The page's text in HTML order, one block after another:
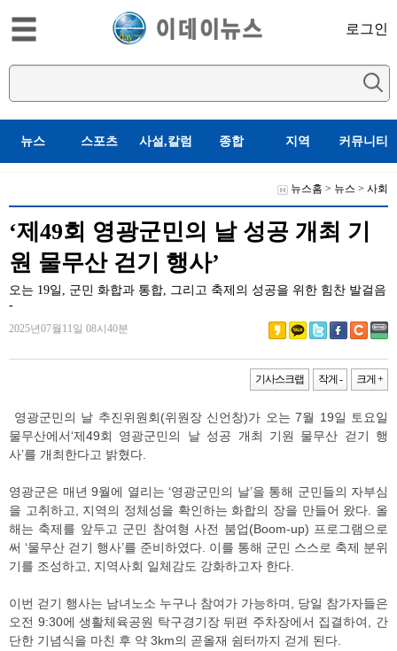
로그인
뉴스 스포츠 사설,칼럼 종합 지역 커뮤니티
뉴스홈 > 뉴스 > 사회
‘제49회 영광군민의 날 성공 개최 기
원 물무산 걷기 행사’
오는 19일, 군민 화합과 통합, 그리고 축제의 성공을 위한 힘찬 발걸음
-
2025년07월11일 08시40분
기사스크랩 작게 - 크게 +
영광군민의 날 추진위원회(위원장 신언창)가 오는 7월 19일 토요일
물무산에서‘제49회 영광군민의 날 성공 개최 기원 물무산 걷기 행
사’를 개최한다고 밝혔다.
영광군은 매년 9월에 열리는 ‘영광군민의 날’을 통해 군민들의 자부심
을 고취하고, 지역의 정체성을 확인하는 화합의 장을 만들어 왔다. 올
해는 축제를 앞두고 군민 참여형 사전 붐업(Boom-up) 프로그램으로
써 ‘물무산 걷기 행사’를 준비하였다. 이를 통해 군민 스스로 축제 분위
기를 조성하고, 지역사회 일체감도 강화하고자 한다.
이번 걷기 행사는 남녀노소 누구나 참여가 가능하며, 당일 참가자들은
오전 9:30에 생활체육공원 탁구경기장 뒤편 주차장에서 집결하여, 간
단한 기념식을 마친 후 약 3km의 곧올재 쉼터까지 걷게 된다.